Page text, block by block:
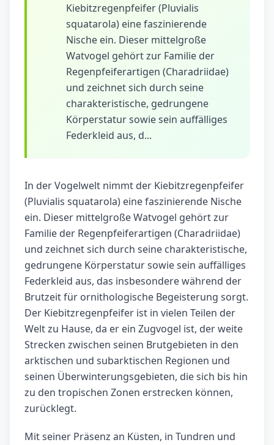
Kiebitzregenpfeifer (Pluvialis
squatarola) eine faszinierende
Nische ein. Dieser mittelgroße
Watvogel gehört zur Familie der
Regenpfeiferartigen (Charadriidae)
und zeichnet sich durch seine
charakteristische, gedrungene
Körperstatur sowie sein auffälliges
Federkleid aus, d...
In der Vogelwelt nimmt der Kiebitzregenpfeifer
(Pluvialis squatarola) eine faszinierende Nische
ein. Dieser mittelgroße Watvogel gehört zur
Familie der Regenpfeiferartigen (Charadriidae)
und zeichnet sich durch seine charakteristische,
gedrungene Körperstatur sowie sein auffälliges
Federkleid aus, das insbesondere während der
Brutzeit für ornithologische Begeisterung sorgt.
Der Kiebitzregenpfeifer ist in vielen Teilen der
Welt zu Hause, da er ein Zugvogel ist, der weite
Strecken zwischen seinen Brutgebieten in den
arktischen und subarktischen Regionen und
seinen Überwinterungsgebieten, die sich bis hin
zu den tropischen Zonen erstrecken können,
zurücklegt.
Mit seiner Präsenz an Küsten, in Tundren und